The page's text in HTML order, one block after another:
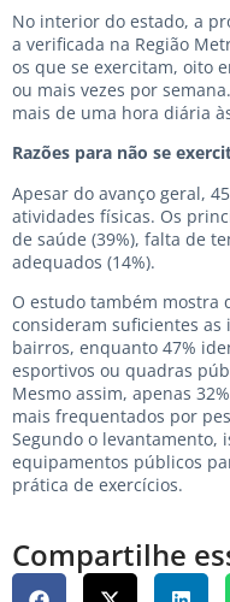
No interior do estado, a
a verificada na Região
os que se exercitam, oito
ou mais vezes por
mais de uma hora diária
Razões para não se
Apesar do avanço geral,
atividades físicas. Os
de saúde (39%), falta de
adequados (14%).
O estudo também mostra
consideram suficientes as
bairros, enquanto 47%
esportivos ou quadras
Mesmo assim, apenas
mais frequentados por
Segundo o levantamento,
equipamentos públicos
prática de exercícios.
Compartilhe